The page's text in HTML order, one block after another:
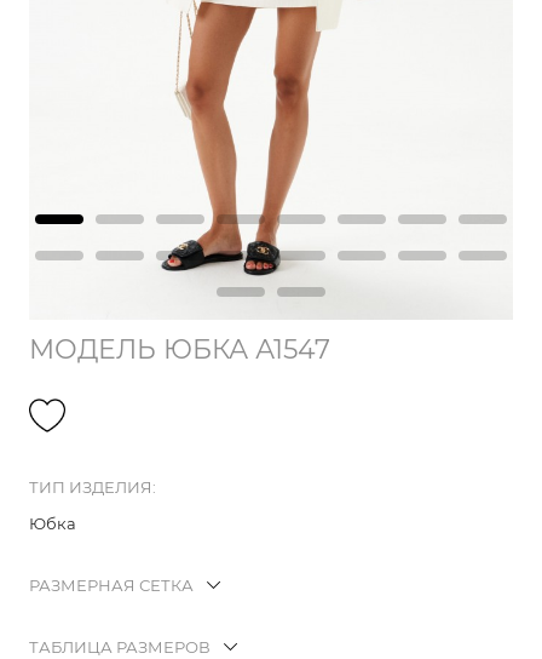
МОДЕЛЬ ЮБКА А1547
ТИП ИЗДЕЛИЯ:
Юбка
РАЗМЕРНАЯ СЕТКА
ТАБЛИЦА РАЗМЕРОВ